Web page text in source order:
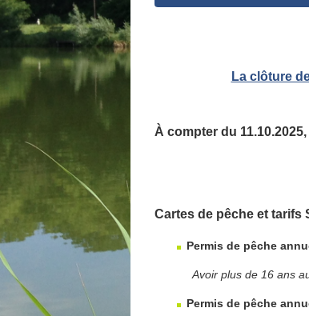
La clôture
À compter du
Cartes de pêche et tarifs
Permis de pêche
Avoir plus de 16 ans au
Permis de pêche